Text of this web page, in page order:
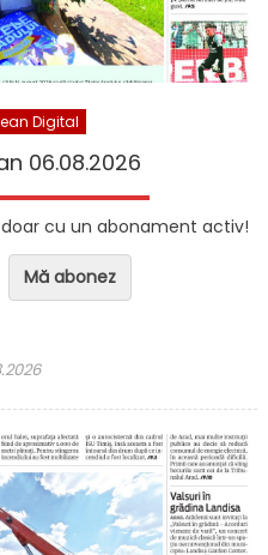
Digital
06.08.2026
cu un abonament activ!
Mă abonez
on